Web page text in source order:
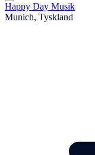
Happy Day Musik
Munich, Tyskland